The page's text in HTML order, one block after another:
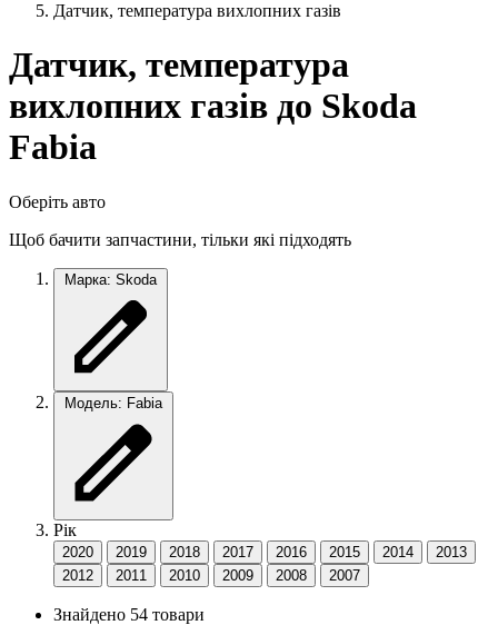
Датчик, температура вихлопних газів
Датчик, температура
вихлопних газів до Skoda
Fabia
Оберіть авто
Щоб бачити запчастини, тільки які підходять
Марка: Skoda
Модель: Fabia
Рік
2020 2019 2018 2017 2016 2015 2014
2013
2012
2011 2010 2009 2008 2007
Знайдено 54 товари